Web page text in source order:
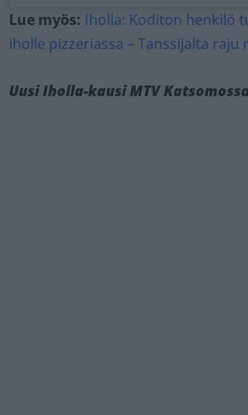
Lue myös: Iholla: Koditon henkilö
iholle pizzeriassa – Tanssijalta raju
Uusi Iholla-kausi MTV